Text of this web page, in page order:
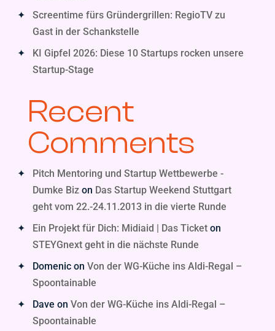
Screentime fürs Gründergrillen: RegioTV zu
Gast in der Schankstelle
KI Gipfel 2026: Diese 10 Startups rocken unsere
Startup-Stage
Recent
Comments
Pitch Mentoring und Startup Wettbewerbe -
Dumke Bizon Das Startup Weekend Stuttgart
geht vom 22.-24.11.2013 in die vierte Runde
Ein Projekt für Dich: Midiaid | Das Ticketon
STEYGnext geht in die nächste Runde
Domenicon Von der WG-Küche ins Aldi-Regal –
Spoontainable
Dave on Von der WG-Küche ins Aldi-Regal –
Spoontainable